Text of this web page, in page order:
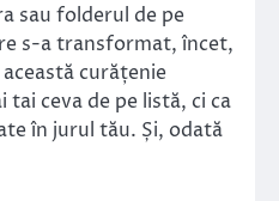
sau folderul de pe
s-a transformat, încet,
curățenie
tai ceva de pe listă, ci ca
în jurul tău. Și, odată